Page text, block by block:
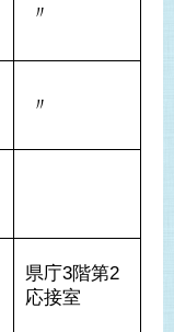
〃
〃
県庁3階第2
応接室